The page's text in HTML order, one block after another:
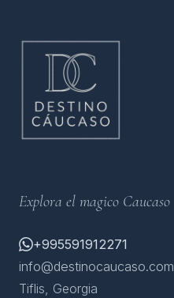
Explora el magico Caucaso
+995591912271
info@destinocaucaso.com
Tiflis, Georgia